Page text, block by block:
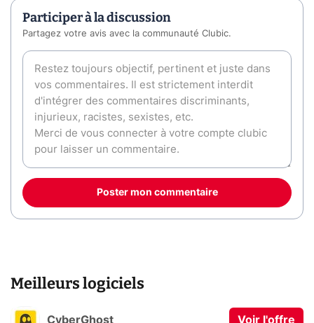
Participer à la discussion
Partagez votre avis avec la communauté Clubic.
Poster mon commentaire
Meilleurs logiciels
CyberGhost Voir l'offre